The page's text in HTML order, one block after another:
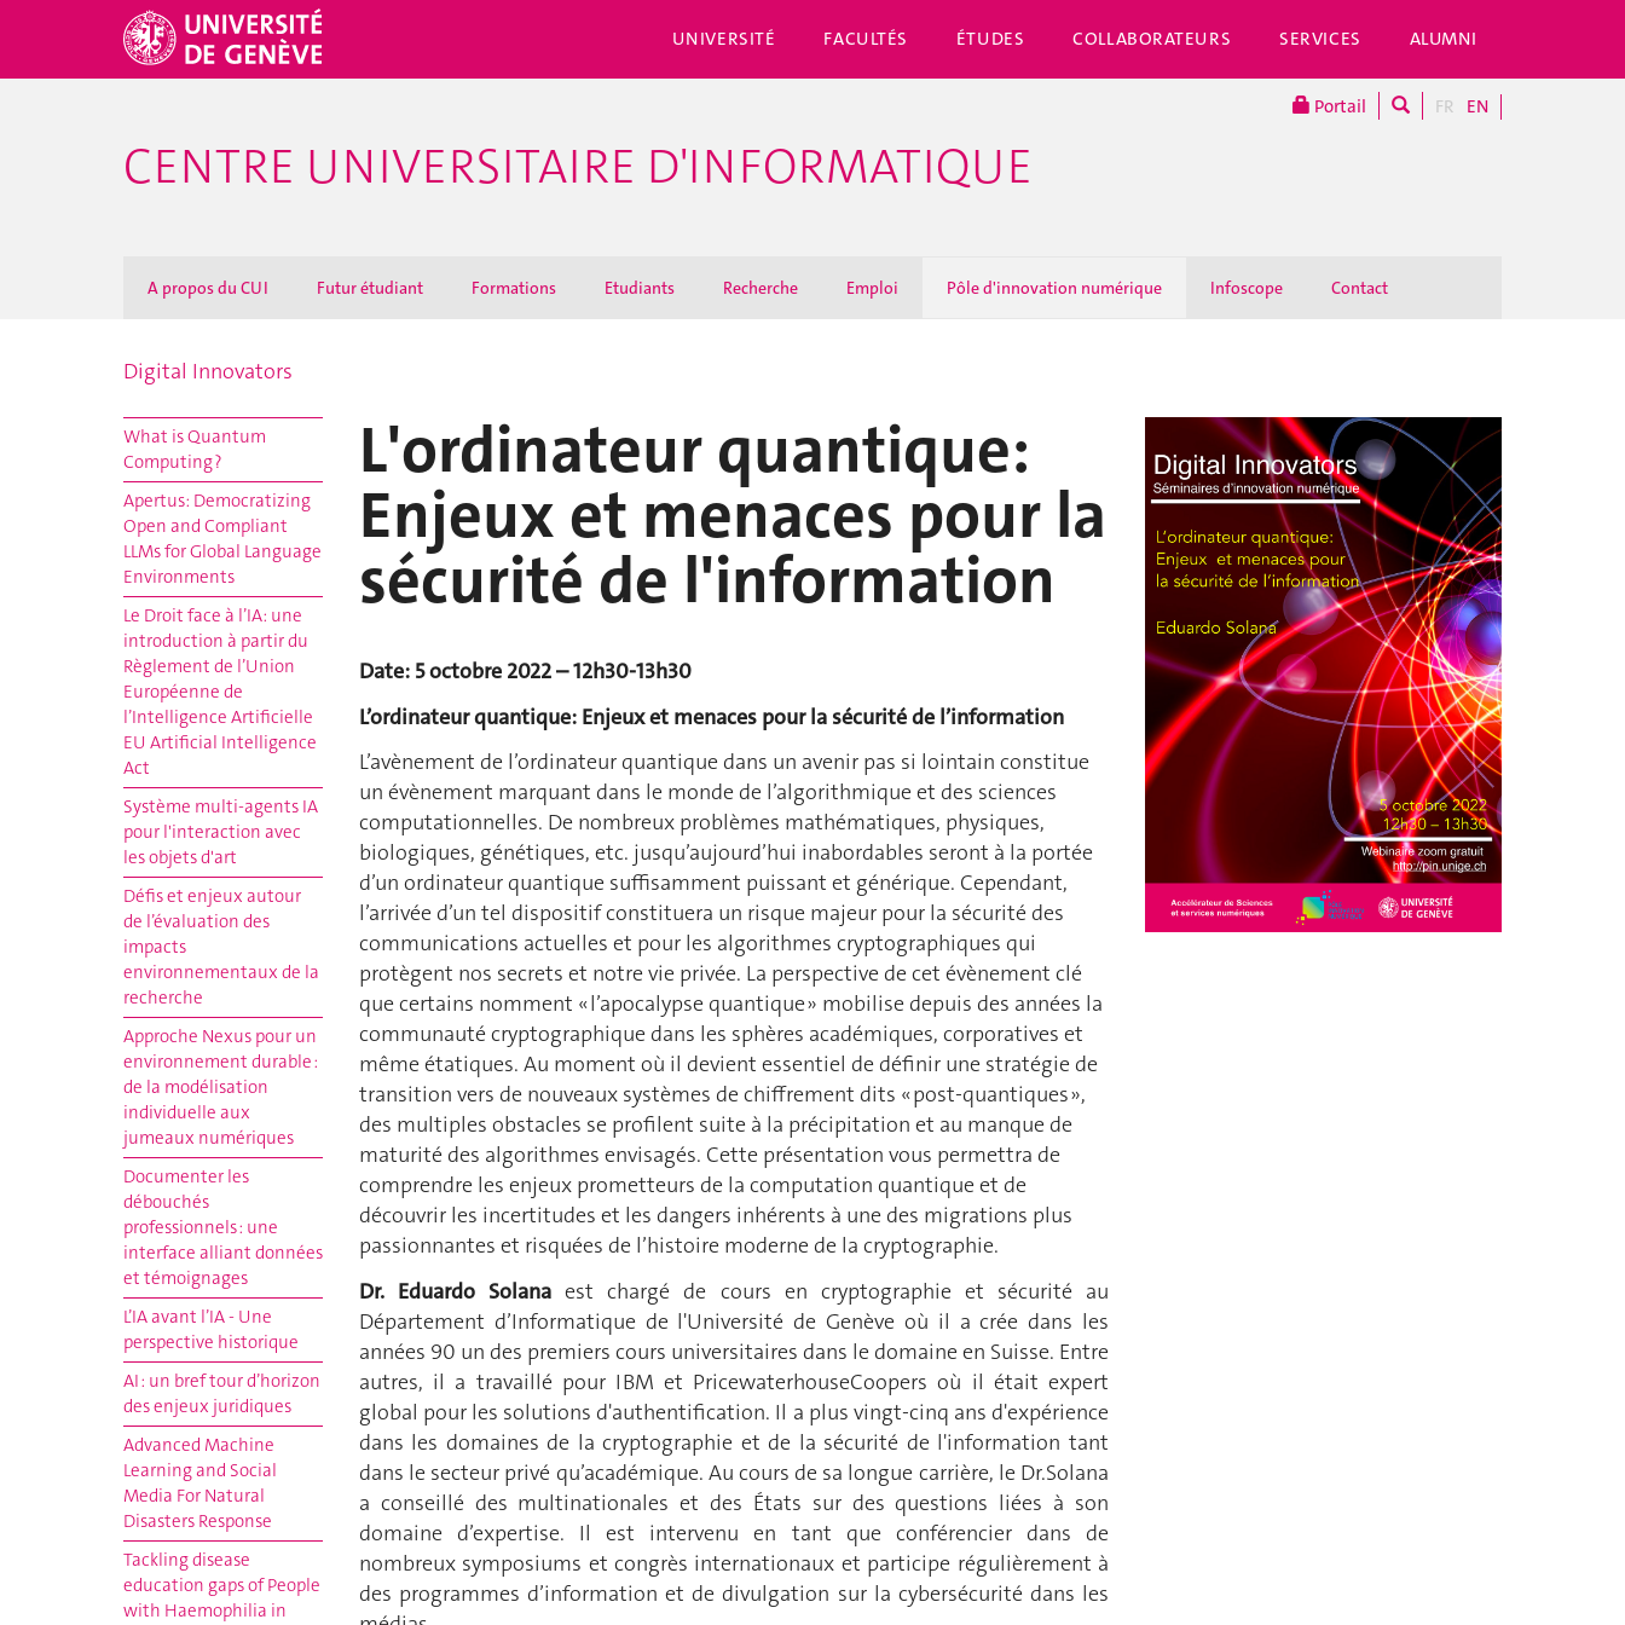
UNIVERSITÉ FACULTÉS ÉTUDES COLLABORATEURS SERVICES ALUMNI
Portail FR EN
CENTRE UNIVERSITAIRE D'INFORMATIQUE
A propos du CUI Futur étudiant Formations Etudiants Recherche Emploi Pôle d'innovation numérique Infoscope Contact
Digital Innovators
What is Quantum
Computing ?
Apertus: Democratizing
Open and Compliant
LLMs for Global Language
Environments
Le Droit face à l’IA: une
introduction à partir du
Règlement de l’Union
Européenne de
l’Intelligence Artificielle
EU Artificial Intelligence
Act
Système multi-agents IA
pour l'interaction avec
les objets d'art
Défis et enjeux autour
de l’évaluation des
impacts
environnementaux de la
recherche
Approche Nexus pour un
environnement durable :
de la modélisation
individuelle aux
jumeaux numériques
Documenter les
débouchés
professionnels : une
interface alliant données
et témoignages
L’IA avant l’IA - Une
perspective historique
AI : un bref tour d’horizon
des enjeux juridiques
Advanced Machine
Learning and Social
Media For Natural
Disasters Response
Tackling disease
education gaps of People
with Haemophilia in
L'ordinateur quantique:
Enjeux et menaces pour la
sécurité de l'information
Date: 5 octobre 2022 – 12h30-13h30
L’ordinateur quantique: Enjeux et menaces pour la sécurité de l’information
L’avènement de l’ordinateur quantique dans un avenir pas si lointain constitue
un évènement marquant dans le monde de l’algorithmique et des sciences
computationnelles. De nombreux problèmes mathématiques, physiques,
biologiques, génétiques, etc. jusqu’aujourd’hui inabordables seront à la portée
d’un ordinateur quantique suffisamment puissant et générique. Cependant,
l’arrivée d’un tel dispositif constituera un risque majeur pour la sécurité des
communications actuelles et pour les algorithmes cryptographiques qui
protègent nos secrets et notre vie privée. La perspective de cet évènement clé
que certains nomment « l’apocalypse quantique » mobilise depuis des années la
communauté cryptographique dans les sphères académiques, corporatives et
même étatiques. Au moment où il devient essentiel de définir une stratégie de
transition vers de nouveaux systèmes de chiffrement dits « post-quantiques »,
des multiples obstacles se profilent suite à la précipitation et au manque de
maturité des algorithmes envisagés. Cette présentation vous permettra de
comprendre les enjeux prometteurs de la computation quantique et de
découvrir les incertitudes et les dangers inhérents à une des migrations plus
passionnantes et risquées de l’histoire moderne de la cryptographie.
Dr. Eduardo Solana est chargé de cours en cryptographie et sécurité au
Département d’Informatique de l'Université de Genève où il a crée dans les
années 90 un des premiers cours universitaires dans le domaine en Suisse. Entre
autres, il a travaillé pour IBM et PricewaterhouseCoopers où il était expert
global pour les solutions d'authentification. Il a plus vingt-cinq ans d'expérience
dans les domaines de la cryptographie et de la sécurité de l'information tant
dans le secteur privé qu’académique. Au cours de sa longue carrière, le Dr.Solana
a conseillé des multinationales et des États sur des questions liées à son
domaine d’expertise. Il est intervenu en tant que conférencier dans de
nombreux symposiums et congrès internationaux et participe régulièrement à
des programmes d’information et de divulgation sur la cybersécurité dans les